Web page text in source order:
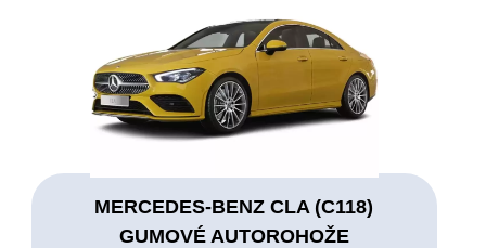
MERCEDES-BENZ CLA (C118)
GUMOVÉ AUTOROHOŽE